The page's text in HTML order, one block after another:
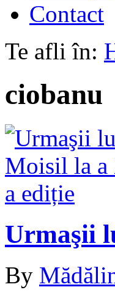
Contact
Te afli în:
ciobanu
Urmaşii
By